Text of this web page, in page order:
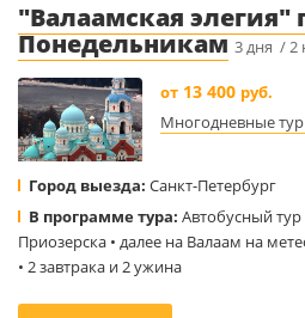
"Валаамская элегия"
Понедельникам 3 дня / 2
от 13 400 руб.
Многодневные
Город выезда: Санкт-Петербург
В программе тура: Автобусный тур
Приозерска • далее на Валаам на
• 2 завтрака и 2 ужина